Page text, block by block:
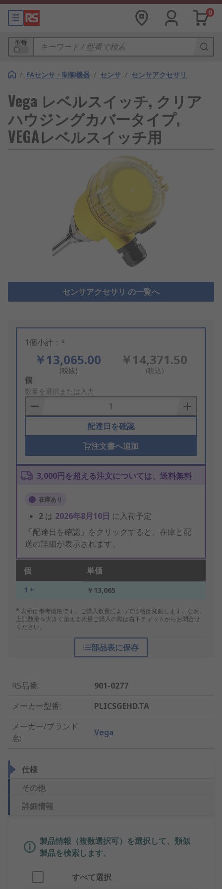
0
型番
/ FAセンサ・制御機器 / センサ / センサアクセサリ
Vega レベルスイッチ, クリア
ハウジングカバータイプ,
VEGAレベルスイッチ用
センサアクセサリ の一覧へ
1個小計：*
￥13,065.00
(税抜)
￥14,371.50
(税込)
Add
to
Basket
個
数量を選択または入力
配達日を確認
注文書へ追加
3,000円を超える注文については、送料無料
在庫あり
2 は 2026年8月10日 に入荷予定
「配達日を確認」をクリックすると、在庫と配
送の詳細が表示されます。
個 単価
1 + ￥13,065
* 表示は参考価格です。ご購入数量によって価格は変動します。なお、
上記数量を大きく超える大量ご購入の際は右下チャットからお問合せ
ください。
部品表に保存
RS品番:
901-0277
メーカー型番:
PLICSGEHD.TA
メーカー/ブランド
名:
Vega
仕様
その他
詳細情報
製品情報（複数選択可）を選択して、類似
製品を検索します。
すべて選択